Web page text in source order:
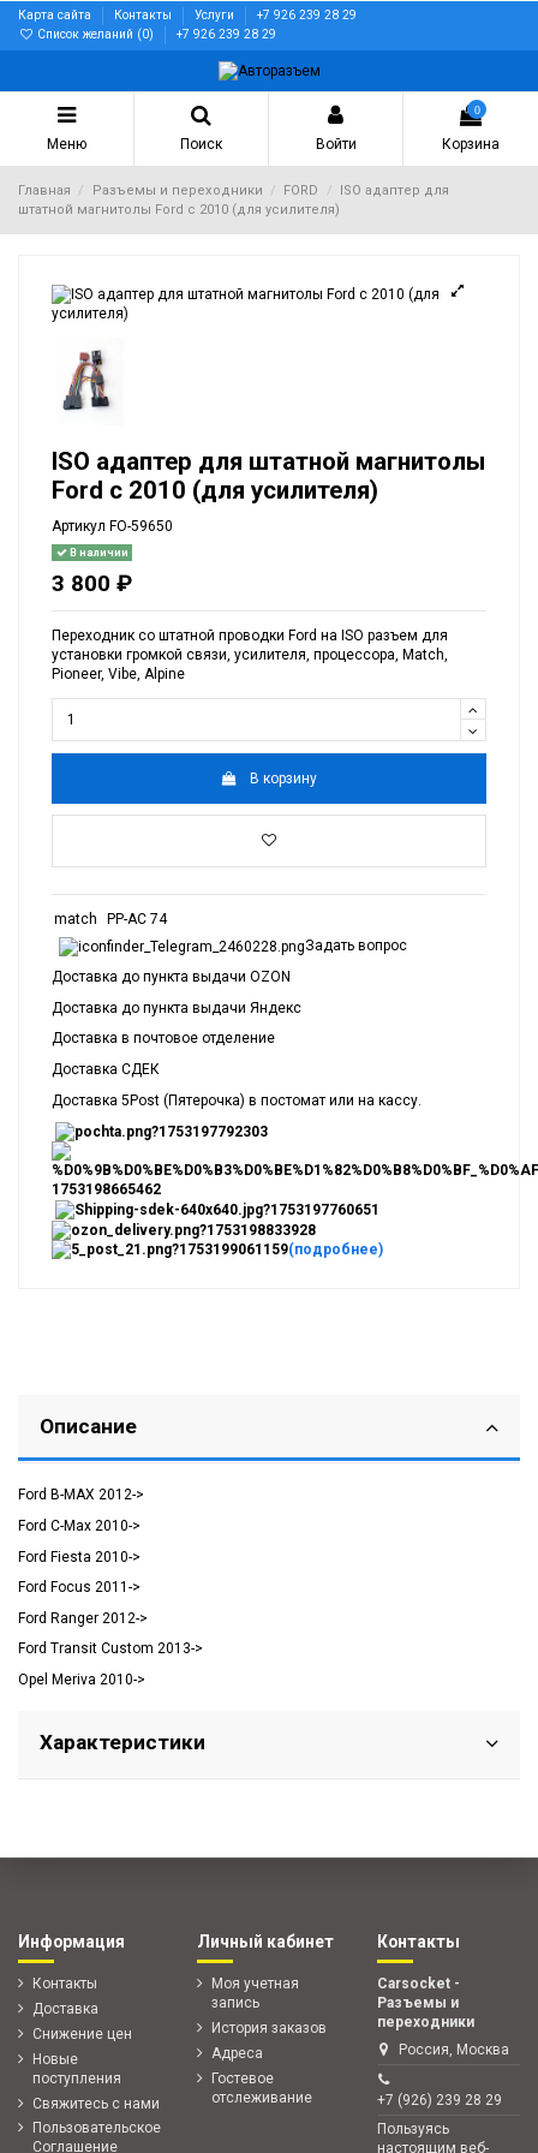
Карта сайта Контакты Услуги
+7 926 239 28 29
Список желаний (0) +7 926 239 28 29
Меню Поиск Войти
0
Корзина
Главная Разъемы и переходники FORD
ISO адаптер для
штатной магнитолы Ford c 2010 (для усилителя)
ISO адаптер для штатной магнитолы
Ford c 2010 (для усилителя)
Артикул FO-59650
В наличии
3 800 ₽
Переходник со штатной проводки Ford на ISO разъем для
установки громкой связи, усилителя, процессора, Match,
Pioneer, Vibe, Alpine
В корзину
match
PP-AC 74
Задать вопрос
Доставка до пункта выдачи OZON
Доставка до пункта выдачи Яндекс
Доставка в почтовое отделение
Доставка СДЕК
Доставка 5Post (Пятерочка) в постомат или на кассу.
(подробнее)
Описание
Ford B-MAX 2012->
Ford C-Max 2010->
Ford Fiesta 2010->
Ford Focus 2011->
Ford Ranger 2012->
Ford Transit Custom 2013->
Opel Meriva 2010->
Характеристики
Информация
Контакты
Доставка
Снижение цен
Новые
поступления
Свяжитесь с нами
Пользовательское
Соглашение
Личный кабинет
Моя учетная
запись
История заказов
Адреса
Гостевое
отслеживание
Контакты
Carsocket -
Разъемы и
переходники
Россия, Москва
+7 (926) 239 28 29
Пользуясь
настоящим веб-